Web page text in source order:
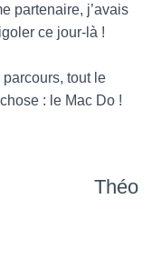
partenaire, j’avais
ce jour-là !
tout le
: le Mac Do !
Théo